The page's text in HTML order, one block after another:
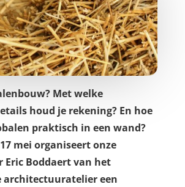
Met welke
houd je rekening? En hoe
praktisch in een wand?
mei organiseert onze
Eric Boddaert van het
architectuuratelier een